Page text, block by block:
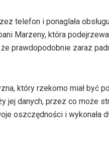
telefon i ponaglała
Marzeny, która
prawdopodobnie zaraz
który rzekomo miał być
jej danych, przez co może
oszczędności i